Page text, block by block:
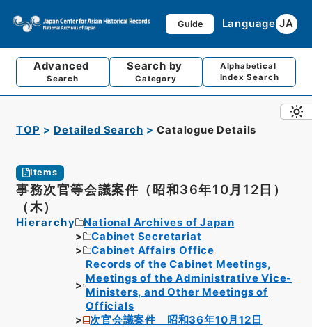
Guide Language JA
Advanced
Search
Search by
Category
Alphabetical
Index Search
TOP Detailed Search Catalogue Details
Items
事務次官等会議案件（昭和36年10月12日）
（木）
Hierarchy
National Archives of Japan
Cabinet Secretariat
Cabinet Affairs Office
Records of the Cabinet Meetings,
Meetings of the Administrative Vice-
Ministers, and Other Meetings of
Officials
次官会議案件 昭和36年10月12日